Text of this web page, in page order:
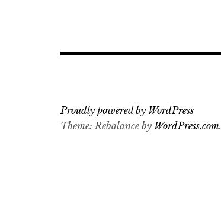
Proudly powered by WordPress
Theme: Rebalance by WordPress.com.